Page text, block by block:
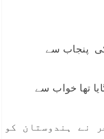
پنجاب سے
تھا خواب سے
نے ہندوستان کو